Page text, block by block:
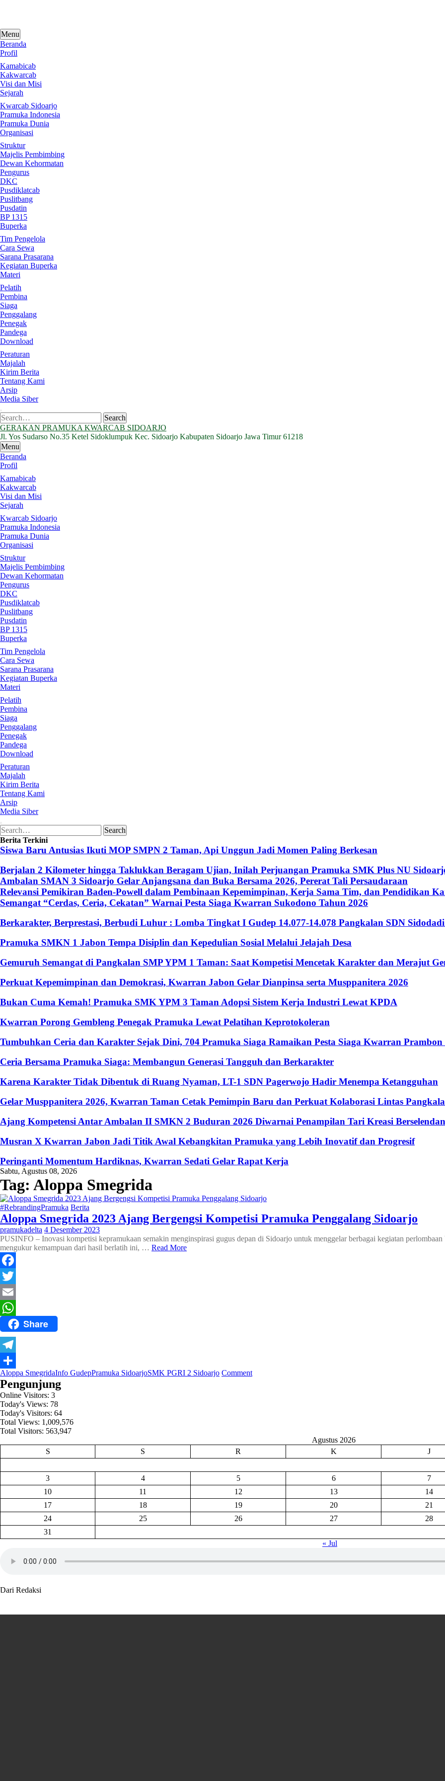
Menu
Beranda
Profil
Kamabicab
Kakwarcab
Visi dan Misi
Sejarah
Kwarcab Sidoarjo
Pramuka Indonesia
Pramuka Dunia
Organisasi
Struktur
Majelis Pembimbing
Dewan Kehormatan
Pengurus
DKC
Pusdiklatcab
Puslitbang
Pusdatin
BP 1315
Buperka
Tim Pengelola
Cara Sewa
Sarana Prasarana
Kegiatan Buperka
Materi
Pelatih
Pembina
Siaga
Penggalang
Penegak
Pandega
Download
Peraturan
Majalah
Kirim Berita
Tentang Kami
Arsip
Media Siber
Search
for:
Search
GERAKAN PRAMUKA KWARCAB SIDOARJO
Jl. Yos Sudarso No.35 Ketel Sidoklumpuk Kec. Sidoarjo Kabupaten Sidoarjo Jawa Timur 61218
Menu
Beranda
Profil
Kamabicab
Kakwarcab
Visi dan Misi
Sejarah
Kwarcab Sidoarjo
Pramuka Indonesia
Pramuka Dunia
Organisasi
Struktur
Majelis Pembimbing
Dewan Kehormatan
Pengurus
DKC
Pusdiklatcab
Puslitbang
Pusdatin
BP 1315
Buperka
Tim Pengelola
Cara Sewa
Sarana Prasarana
Kegiatan Buperka
Materi
Pelatih
Pembina
Siaga
Penggalang
Penegak
Pandega
Download
Peraturan
Majalah
Kirim Berita
Tentang Kami
Arsip
Media Siber
Search
for:
Search
Berita Terkini
Siswa Baru Antusias Ikuti MOP SMPN 2 Taman, Api Unggun Jadi Momen Paling Berkesan
Berjalan 2 Kilometer hingga Taklukkan Beragam Ujian, Inilah Perjuangan Pramuka SMK Plus NU
Ambalan SMAN 3 Sidoarjo Gelar Anjangsana dan Buka Bersama 2026, Pererat Tali Persaudaraan
Relevansi Pemikiran Baden-Powell dalam Pembinaan Kepemimpinan, Kerja Sama Tim, dan Pendidikan
Semangat “Cerdas, Ceria, Cekatan” Warnai Pesta Siaga Kwarran Sukodono Tahun 2026
Berkarakter, Berprestasi, Berbudi Luhur : Lomba Tingkat I Gudep 14.077-14.078 Pangkalan SDN
Pramuka SMKN 1 Jabon Tempa Disiplin dan Kepedulian Sosial Melalui Jelajah Desa
Gemuruh Semangat di Pangkalan SMP YPM 1 Taman: Saat Kompetisi Mencetak Karakter dan Merajut
Perkuat Kepemimpinan dan Demokrasi, Kwarran Jabon Gelar Dianpinsa serta Musppanitera 2026
Bukan Cuma Kemah! Pramuka SMK YPM 3 Taman Adopsi Sistem Kerja Industri Lewat KPDA
Kwarran Porong Gembleng Penegak Pramuka Lewat Pelatihan Keprotokoleran
Tumbuhkan Ceria dan Karakter Sejak Dini, 704 Pramuka Siaga Ramaikan Pesta Siaga Kwarran Prambon
Ceria Bersama Pramuka Siaga: Membangun Generasi Tangguh dan Berkarakter
Karena Karakter Tidak Dibentuk di Ruang Nyaman, LT-1 SDN Pagerwojo Hadir Menempa Ketangguhan
Gelar Musppanitera 2026, Kwarran Taman Cetak Pemimpin Baru dan Perkuat Kolaborasi Lintas
Ajang Kompetensi Antar Ambalan II SMKN 2 Buduran 2026 Diwarnai Penampilan Tari Kreasi
Musran X Kwarran Jabon Jadi Titik Awal Kebangkitan Pramuka yang Lebih Inovatif dan Progresif
Peringanti Momentum Hardiknas, Kwarran Sedati Gelar Rapat Kerja
Sabtu, Agustus 08, 2026
Tag: Aloppa Smegrida
#RebrandingPramuka Berita
Aloppa Smegrida 2023 Ajang Bergengsi Kompetisi Pramuka Penggalang Sidoarjo
pramukadelta 4 Desember 2023
PUSINFO – Inovasi kompetisi kepramukaan semakin menginspirasi gugus depan di Sidoarjo untuk menggelar berbagai kegiatan
mengukur kemampuan dari hasil berlatih ini, … Read More
Facebook
Twitter
Email
WhatsAppShare
Telegram
Share
Aloppa SmegridaInfo GudepPramuka SidoarjoSMK PGRI 2 Sidoarjo Commenton
Penggalang
Pengunjung
Online Visitors: 3
Today's Views: 78
Today's Visitors: 64
Total Views: 1,009,576
Total Visitors: 563,947
Agustus 2026
S
S R K J
3 4 5 6
7
10
11 12 13
14
17
18 19 20
21
24
25 26 27
28
31
« Jul
Dari Redaksi